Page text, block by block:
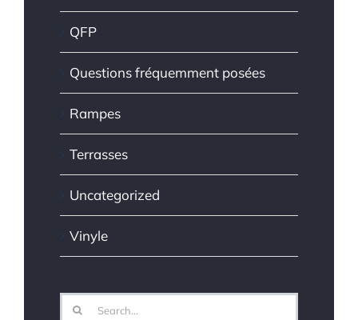
QFP
Questions fréquemment posées
Rampes
Terrasses
Uncategorized
Vinyle
Search